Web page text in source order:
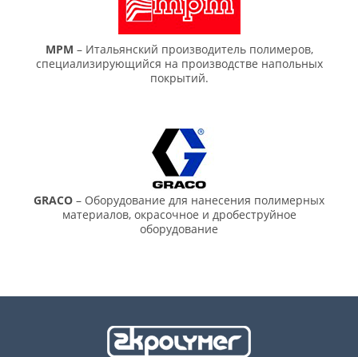
MPM – Итальянский производитель полимеров,
специализирующийся на производстве напольных
покрытий.
GRACO – Оборудование для нанесения полимерных
материалов, окрасочное и дробеструйное
оборудование